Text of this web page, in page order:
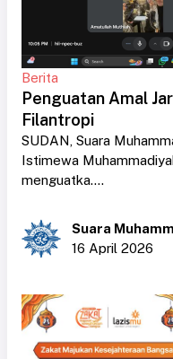
Berita
Penguatan Amal
Filantropi
SUDAN, Suara
Istimewa
menguatka....
Suara
16 April 2026